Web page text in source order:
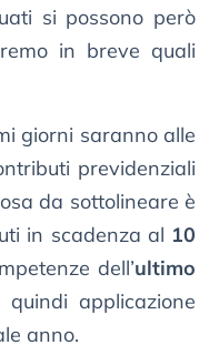
si possono però
in breve quali
giorni saranno alle
previdenziali
da sottolineare è
in scadenza al 10
dell’ultimo
applicazione
anno.